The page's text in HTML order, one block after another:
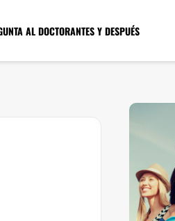
AL DOCTORANTES Y DESPUÉS